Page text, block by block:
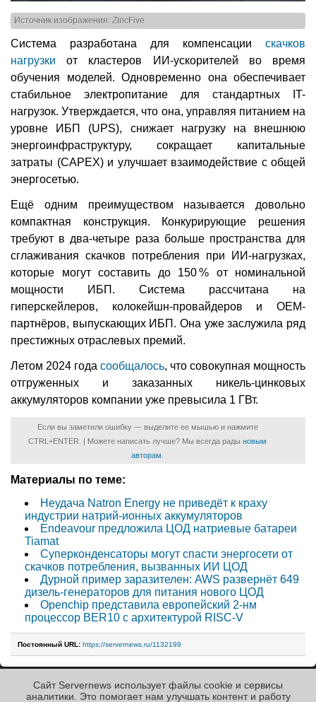
Источник изображения: ZincFive
Система разработана для компенсации скачков
нагрузки от кластеров ИИ-ускорителей во время
обучения моделей. Одновременно она обеспечивает
стабильное электропитание для стандартных IT-
нагрузок. Утверждается, что она, управляя питанием на
уровне ИБП (UPS), снижает нагрузку на внешнюю
энергоинфраструктуру, сокращает капитальные
затраты (CAPEX) и улучшает взаимодействие с общей
энергосетью.
Ещё одним преимуществом называется довольно
компактная конструкция. Конкурирующие решения
требуют в два-четыре раза больше пространства для
сглаживания скачков потребления при ИИ-нагрузках,
которые могут составить до 150 % от номинальной
мощности ИБП. Система рассчитана на
гиперскейлеров, колокейшн-провайдеров и OEM-
партнёров, выпускающих ИБП. Она уже заслужила ряд
престижных отраслевых премий.
Летом 2024 года сообщалось, что совокупная мощность
отгруженных и заказанных никель-цинковых
аккумуляторов компании уже превысила 1 ГВт.
Если вы заметили ошибку — выделите ее мышью и нажмите
CTRL+ENTER. | Можете написать лучше? Мы всегда рады новым
авторам
Материалы по теме:
Неудача Natron Energy не приведёт к краху
индустрии натрий-ионных аккумуляторов
Endeavour предложила ЦОД натриевые батареи
Tiamat
Суперконденсаторы могут спасти энергосети от
скачков потребления, вызванных ИИ ЦОД
Дурной пример заразителен: AWS развернёт 649
дизель-генераторов для питания нового ЦОД
Openchip представила европейский 2-нм
процессор BER10 с архитектурой RISC-V
Постоянный URL: https://servernews.ru/1132199
« Назад к ленте
Сайт Servernews использует файлы cookie и сервисы
аналитики. Это помогает нам улучшать контент и работу